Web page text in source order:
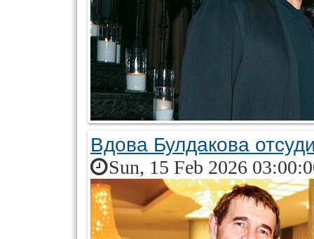
Вдова Булдакова
Sun, 15 Feb 2026